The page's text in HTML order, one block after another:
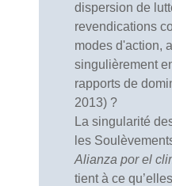
dispersion de
revendications
modes d'action,
singulièrement
rapports de
2013) ?
La singularité
les
Alianza por el
tient à ce